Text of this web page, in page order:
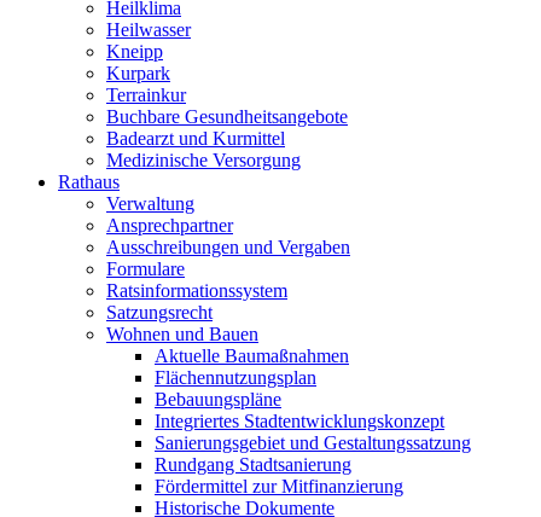
Heilklima
Heilwasser
Kneipp
Kurpark
Terrainkur
Buchbare Gesundheitsangebote
Badearzt und Kurmittel
Medizinische Versorgung
Rathaus
Verwaltung
Ansprechpartner
Ausschreibungen und Vergaben
Formulare
Ratsinformationssystem
Satzungsrecht
Wohnen und Bauen
Aktuelle Baumaßnahmen
Flächennutzungsplan
Bebauungspläne
Integriertes Stadtentwicklungskonzept
Sanierungsgebiet und Gestaltungssatzung
Rundgang Stadtsanierung
Fördermittel zur Mitfinanzierung
Historische Dokumente